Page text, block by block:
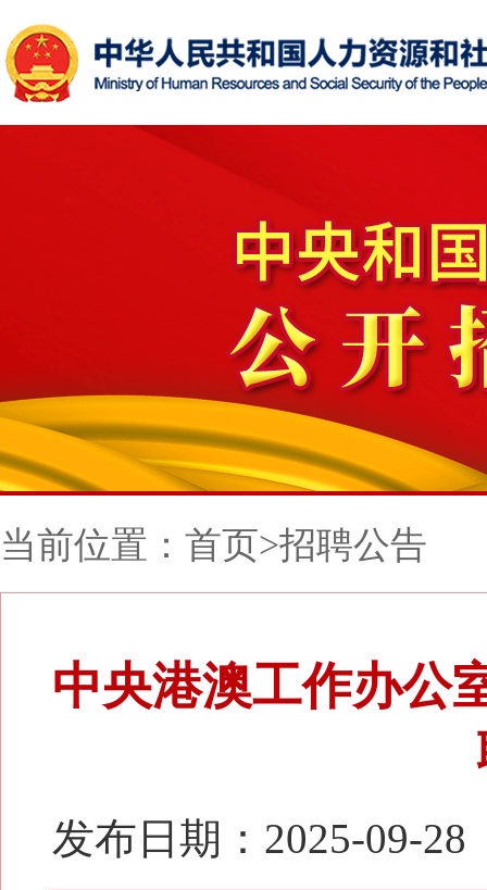
当前位置： 首页>招聘公告
中央港澳工作办公
发布日期：2025-09-28